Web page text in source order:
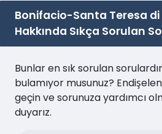
Bonifacio-Santa Teresa
Hakkında Sıkça Sorulan
Bunlar en sık sorulan sorulardır.
bulamıyor musunuz?
geçin ve sorunuza yardımcı
duyarız.